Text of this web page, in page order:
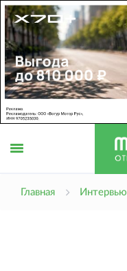
Главная Интервью